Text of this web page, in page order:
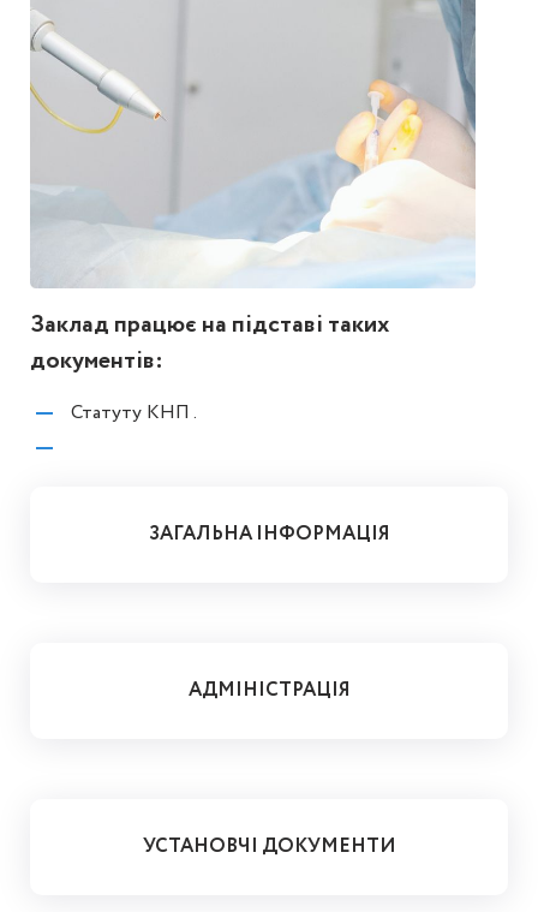
Заклад працює на підставі таких
документів:
Статуту КНП .
ЗАГАЛЬНА ІНФОРМАЦІЯ
АДМІНІСТРАЦІЯ
УСТАНОВЧІ ДОКУМЕНТИ